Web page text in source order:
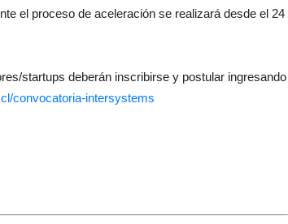
el proceso de aceleración se realizará desde el 24
startups deberán inscribirse y postular ingresando
convocatoria-intersystems